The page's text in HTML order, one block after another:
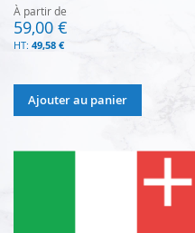
À partir de
59,00 €
49,58 €
Ajouter au panier